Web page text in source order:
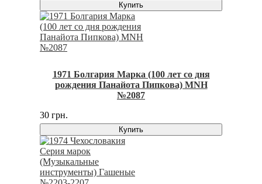
Купить
1971 Болгария Марка (100 лет со дня
рождения Панайота Пипкова) MNH
№2087
30 грн.
Купить